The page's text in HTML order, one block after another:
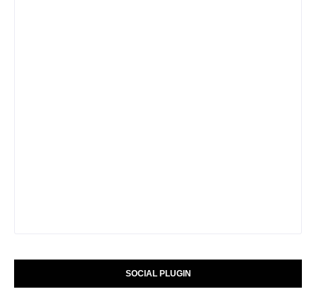
SOCIAL PLUGIN